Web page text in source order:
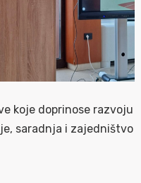
koje doprinose razvoju
saradnja i zajedništvo